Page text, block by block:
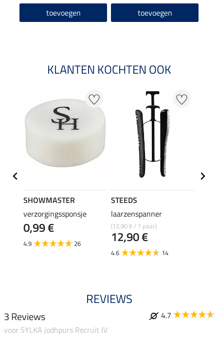
toevoegen toevoegen
KLANTEN KOCHTEN OOK
SHOWMASTER
verzorgingssponsje
0,99 €
4.9 26
STEEDS
laarzenspanner
(12,90 € / 1 paar)
12,90 €
4.6 14
REVIEWS
3 Reviews
4.7
voor SYLKA jodhpurs Recruit IV